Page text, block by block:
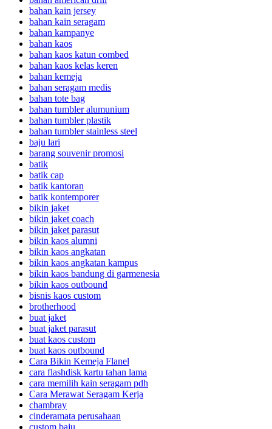
bahan kain jersey
bahan kain seragam
bahan kampanye
bahan kaos
bahan kaos katun combed
bahan kaos kelas keren
bahan kemeja
bahan seragam medis
bahan tote bag
bahan tumbler alumunium
bahan tumbler plastik
bahan tumbler stainless steel
baju lari
barang souvenir promosi
batik
batik cap
batik kantoran
batik kontemporer
bikin jaket
bikin jaket coach
bikin jaket parasut
bikin kaos alumni
bikin kaos angkatan
bikin kaos angkatan kampus
bikin kaos bandung di garmenesia
bikin kaos outbound
bisnis kaos custom
brotherhood
buat jaket
buat jaket parasut
buat kaos custom
buat kaos outbound
Cara Bikin Kemeja Flanel
cara flashdisk kartu tahan lama
cara memilih kain seragam pdh
Cara Merawat Seragam Kerja
chambray
cinderamata perusahaan
custom baju